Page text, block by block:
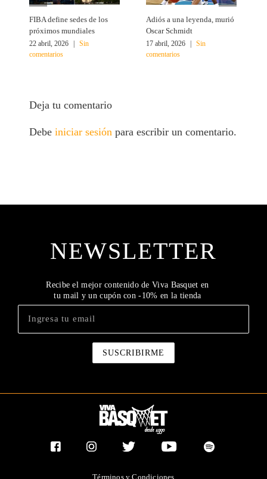
FIBA define sedes de los
próximos mundiales
22 abril, 2026
Sin
comentarios
Adiós a una leyenda, murió
Oscar Schmidt
17 abril, 2026
Sin
comentarios
Deja tu comentario
Debeiniciar sesiónpara escribir un comentario.
NEWSLETTER
Recibe el mejor contenido de Viva Basquet en
tu mail y un cupón con -10% en la tienda
Términos y Condiciones